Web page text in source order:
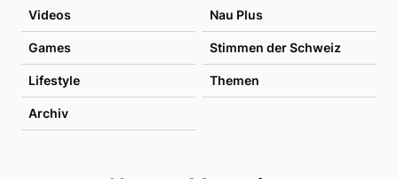
Videos Nau Plus
Games Stimmen der Schweiz
Lifestyle Themen
Archiv